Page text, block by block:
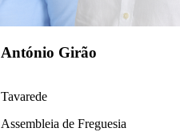
António Girão
Tavarede
Assembleia de Freguesia